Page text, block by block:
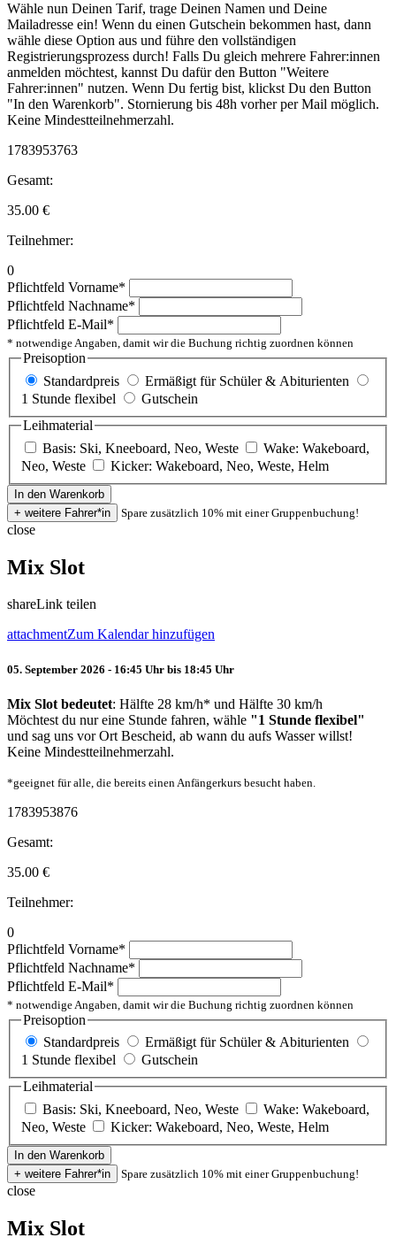
Wähle nun Deinen Tarif, trage Deinen Namen und Deine
Mailadresse ein! Wenn du einen Gutschein bekommen hast, dann
wähle diese Option aus und führe den vollständigen
Registrierungsprozess durch! Falls Du gleich mehrere Fahrer:innen
anmelden möchtest, kannst Du dafür den Button "Weitere
Fahrer:innen" nutzen. Wenn Du fertig bist, klickst Du den Button
"In den Warenkorb". Stornierung bis 48h vorher per Mail möglich.
Keine Mindestteilnehmerzahl.
1783953763
Gesamt:
35.00 €
Teilnehmer:
0
Pflichtfeld Vorname*
Pflichtfeld Nachname*
Pflichtfeld E-Mail*
* notwendige Angaben, damit wir die Buchung richtig zuordnen können
Preisoption
Standardpreis
Ermäßigt für Schüler & Abiturienten
1 Stunde flexibel
Gutschein
Leihmaterial
Basis: Ski, Kneeboard, Neo, Weste
Wake: Wakeboard,
Neo, Weste
Kicker: Wakeboard, Neo, Weste, Helm
Spare zusätzlich 10% mit einer Gruppenbuchung!
close
Mix Slot
shareLink teilen
attachmentZum Kalendar hinzufügen
05. September 2026 - 16:45 Uhr bis 18:45 Uhr
Mix Slot bedeutet: Hälfte 28 km/h* und Hälfte 30 km/h
Möchtest du nur eine Stunde fahren, wähle "1 Stunde flexibel"
und sag uns vor Ort Bescheid, ab wann du aufs Wasser willst!
Keine Mindestteilnehmerzahl.
*geeignet für alle, die bereits einen Anfängerkurs besucht haben.
1783953876
Gesamt:
35.00 €
Teilnehmer:
0
Pflichtfeld Vorname*
Pflichtfeld Nachname*
Pflichtfeld E-Mail*
* notwendige Angaben, damit wir die Buchung richtig zuordnen können
Preisoption
Standardpreis
Ermäßigt für Schüler & Abiturienten
1 Stunde flexibel
Gutschein
Leihmaterial
Basis: Ski, Kneeboard, Neo, Weste
Wake: Wakeboard,
Neo, Weste
Kicker: Wakeboard, Neo, Weste, Helm
Spare zusätzlich 10% mit einer Gruppenbuchung!
close
Mix Slot